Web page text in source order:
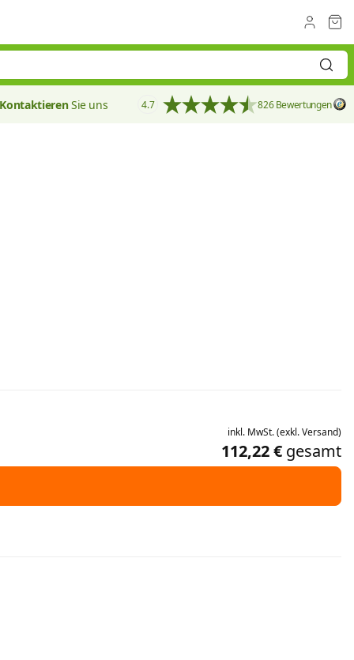
KontaktierenSie uns 4.7 826 Bewertungen
inkl. MwSt.(exkl.Versand)
112,22 € gesamt